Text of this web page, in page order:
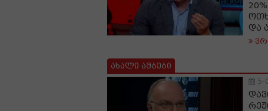
და
ახალი ამბები
5-